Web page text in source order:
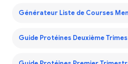
Générateur Liste de Courses
Guide Protéines Deuxième